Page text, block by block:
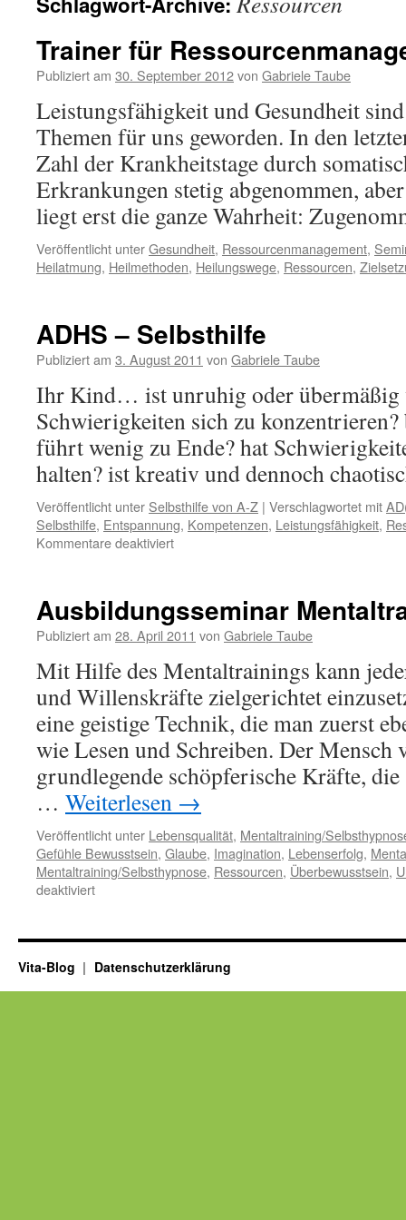
Trainer für
Publiziert am 30. September 2012von Gabriele Taube
Leistungsfähigkeit und Gesundheit
Themen für uns geworden. In den
Zahl der Krankheitstage durch
Erkrankungen stetig abgenommen,
liegt erst die ganze Wahrheit:
Veröffentlicht unterGesundheit, Ressourcenmanagement,
Heilatmung, Heilmethoden, Heilungswege, Ressourcen,
ADHS – Selbsthilfe
Publiziert am 3. August 2011 von Gabriele Taube
Ihr Kind… ist unruhig oder übermäßig
Schwierigkeiten sich zu
führt wenig zu Ende? hat
halten? ist kreativ und dennoch
Veröffentlicht unter Selbsthilfe von A-Z | Verschlagwortet mit
Selbsthilfe, Entspannung, Kompetenzen, Leistungsfähigkeit,
Kommentare deaktiviertfür
Ausbildungsseminar
Publiziert am 28. April 2011 von Gabriele Taube
Mit Hilfe des Mentaltrainings kann
und Willenskräfte zielgerichtet
eine geistige Technik, die man zuerst
wie Lesen und Schreiben. Der Mensch
grundlegende schöpferische Kräfte,
… Weiterlesen →
Veröffentlicht unter Lebensqualität, Mentaltraining/
Gefühle Bewusstsein, Glaube, Imagination, Lebenserfolg,
Mentaltraining/Selbsthypnose, Ressourcen, Überbewusstsein,
deaktiviertfür
Vita-Blog Datenschutzerklärung